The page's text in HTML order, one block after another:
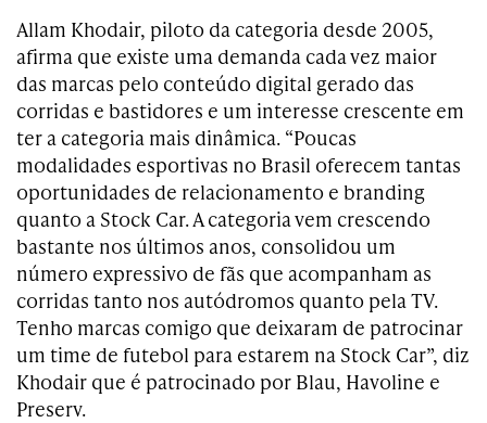
Allam Khodair, piloto da categoria desde 2005,
afirma que existe uma demanda cada vez maior
das marcas pelo conteúdo digital gerado das
corridas e bastidores e um interesse crescente em
ter a categoria mais dinâmica. “Poucas
modalidades esportivas no Brasil oferecem tantas
oportunidades de relacionamento e branding
quanto a Stock Car. A categoria vem crescendo
bastante nos últimos anos, consolidou um
número expressivo de fãs que acompanham as
corridas tanto nos autódromos quanto pela TV.
Tenho marcas comigo que deixaram de patrocinar
um time de futebol para estarem na Stock Car”, diz
Khodair que é patrocinado por Blau, Havoline e
Preserv.